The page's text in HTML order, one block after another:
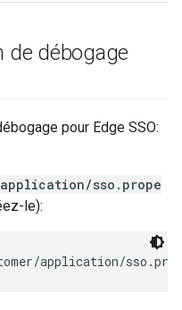
de débogage
pour Edge SSO:
sso.prope
le):
application/